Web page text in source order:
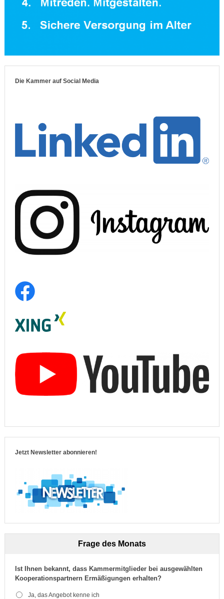
Die Kammer auf Social Media
Jetzt Newsletter abonnieren!
Frage des Monats
Ist Ihnen bekannt, dass Kammermitglieder bei ausgewählten
Kooperationspartnern Ermäßigungen erhalten?
Ja, das Angebot kenne ich